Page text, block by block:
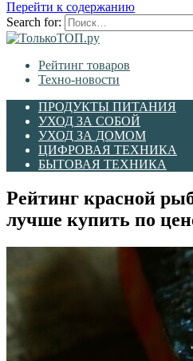
Перейти к содержанию
Search for:
Рейтинг товаров
Техно-новости
ПРОДУКТЫ ПИТАНИЯ
УХОД ЗА СОБОЙ
УХОД ЗА ДОМОМ
ЦИФРОВАЯ ТЕХНИКА
БЫТОВАЯ ТЕХНИКА
Рейтинг красной
лучше купить по